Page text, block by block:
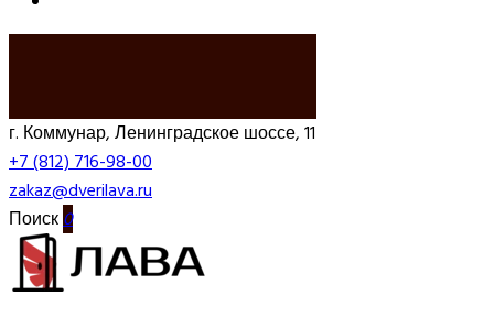
г. Коммунар, Ленинградское шоссе, 11
+7 (812) 716-98-00
zakaz@dverilava.ru
Поиск0